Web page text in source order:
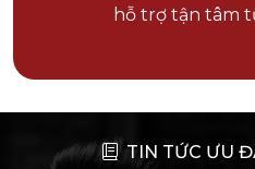
hỗ trợ tận tâm
TIN TỨC ƯU